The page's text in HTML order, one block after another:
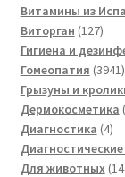
Витамины из
Виторган 127127
Гигиена и
Гомеопатия 3941
Грызуны и
Дермокосметика
Диагностика 44
Для животных